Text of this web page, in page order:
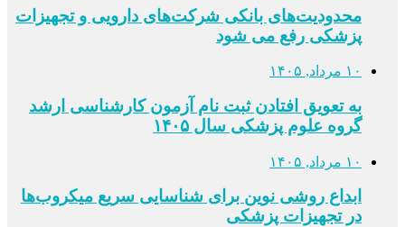
محدودیت‌های بانکی شرکت‌های دارویی و تجهیزات
پزشکی رفع می شود
۱۰ مرداد, ۱۴۰۵
به تعویق افتادن ثبت نام آزمون کارشناسی ارشد
گروه علوم پزشکی سال ۱۴۰۵
۱۰ مرداد, ۱۴۰۵
ابداع روشی نوین برای شناسایی سریع میکروب‌ها
در تجهیزات پزشکی